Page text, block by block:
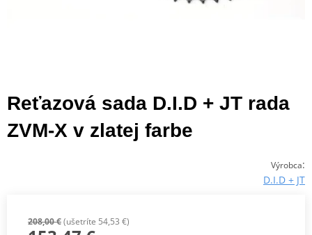
Reťazová sada D.I.D + JT rada
ZVM-X v zlatej farbe
Výrobca:
D.I.D + JT
208,00 €(ušetríte 54,53 €)